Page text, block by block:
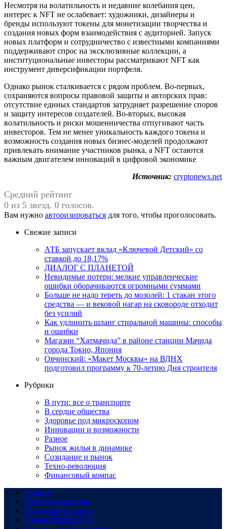
Несмотря на волатильность и недавние колебания цен,
интерес к NFT не ослабевает: художники, дизайнеры и
бренды используют токены для монетизации творчества и
создания новых форм взаимодействия с аудиторией. Запуск
новых платформ и сотрудничество с известными компаниями
поддерживают спрос на эксклюзивные коллекции, а
институциональные инвесторы рассматривают NFT как
инструмент диверсификации портфеля.
Однако рынок сталкивается с рядом проблем. Во-первых,
сохраняются вопросы правовой защиты и авторских прав:
отсутствие единых стандартов затрудняет разрешение споров
и защиту интересов создателей. Во-вторых, высокая
волатильность и риски мошенничества отпугивают часть
инвесторов. Тем не менее уникальность каждого токена и
возможность создания новых бизнес-моделей продолжают
привлекать внимание участников рынка, а NFT остаются
важным двигателем инноваций в цифровой экономике
Источник: cryptonews.net
Средний рейтинг
0 из 5 звезд. 0 голосов.
Вам нужно авторизироваться для того, чтобы проголосовать.
Свежие записи
АТБ запускает вклад «Ключевой Детский» со
ставкой до 18,17%
ДИАЛОГ С ПЛАНЕТОЙ
Невидимые потери: мелкие управленческие
ошибки оборачиваются огромными суммами
Больше не надо тереть до мозолей: 1 стакан этого
средства — и вековой нагар на сковороде отходит
без усилий
Как удлинить шланг стиральной машины: способы
и ошибки
Магазин “Хатмачида” в районе станции Мачида
города Токио, Япония
Овчинский: «Макет Москвы» на ВДНХ
подготовил программу к 70-летию Дня строителя
Рубрики
В пути: все о транспорте
В сердце общества
Здоровье под микроскопом
Инновации и возможности
Разное
Рынок жилья в динамике
Созидание и рынок
Техно-революция
Финансовый компас
Главная
В сердце общества
Созидание и рынок
Финансовый компас